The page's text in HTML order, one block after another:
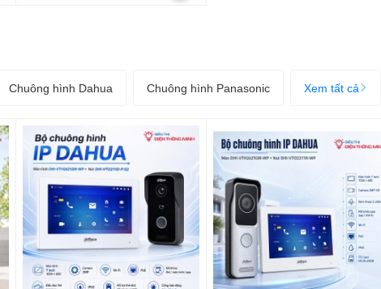
Chuông hình Dahua Chuông hình Panasonic Xem tất cả